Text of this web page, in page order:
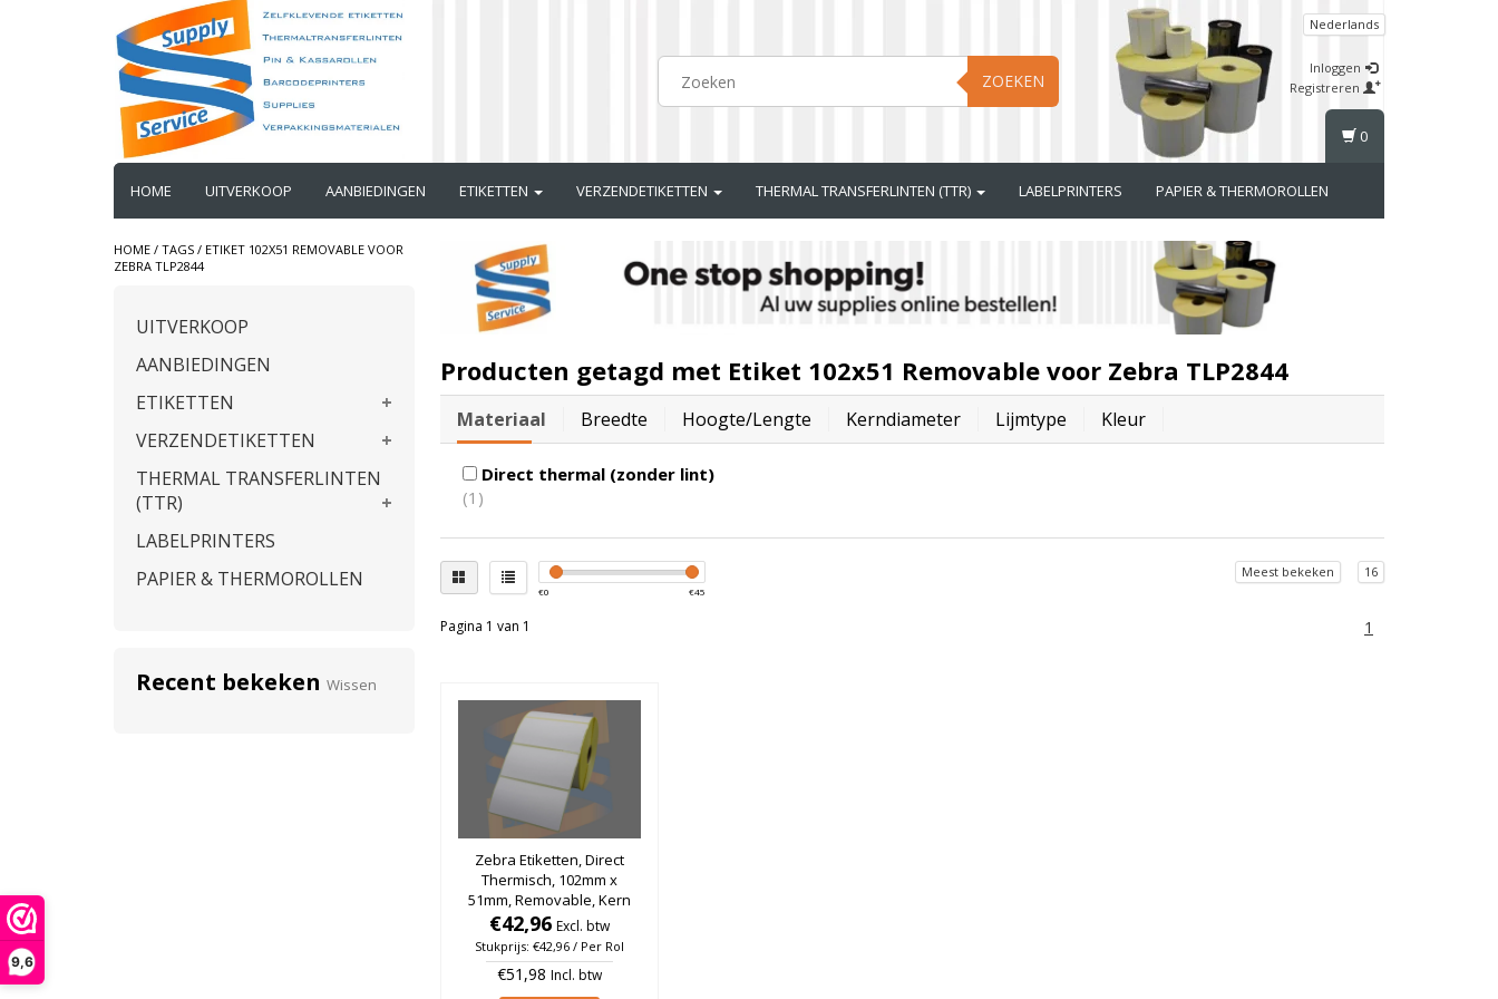
9,6
ZOEKEN
Nederlands
Inloggen
Registreren
HOME UITVERKOOP AANBIEDINGEN ETIKETTEN VERZENDETIKETTEN THERMAL TRANSFERLINTEN (TTR) LABELPRINTERS PAPIER & THERMOROLLEN
0
HOME / TAGS / ETIKET 102X51 REMOVABLE VOOR
ZEBRA TLP2844
UITVERKOOP
AANBIEDINGEN
ETIKETTEN
VERZENDETIKETTEN
THERMAL TRANSFERLINTEN
(TTR)
LABELPRINTERS
PAPIER & THERMOROLLEN
Recent bekeken Wissen
Producten getagd met Etiket 102x51 Removable voor Zebra TLP2844
Materiaal Breedte Hoogte/lengte Kerndiameter Lijmtype Kleur
Direct thermal (zonder lint)
(1)
€0 €45
Meest bekeken 16
Pagina 1 van 1 1
Zebra Etiketten, Direct
Thermisch, 102mm x
51mm, Removable, Kern
25mm, rol à 1.370 stuks
€42,96 Excl. btw
Stukprijs: €42,96 / Per Rol
€51,98 Incl. btw